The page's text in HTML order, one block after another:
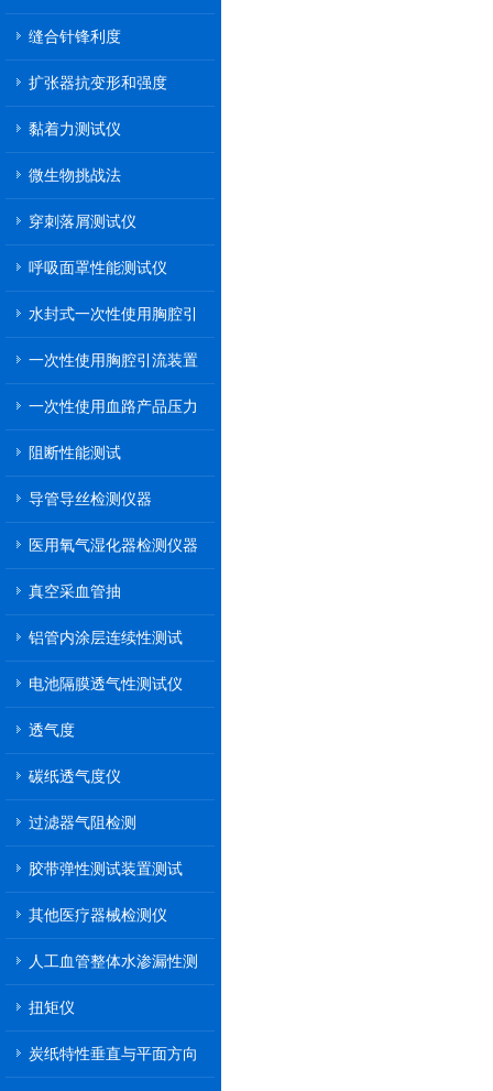
缝合针锋利度
扩张器抗变形和强度
黏着力测试仪
微生物挑战法
穿刺落屑测试仪
呼吸面罩性能测试仪
水封式一次性使用胸腔引
一次性使用胸腔引流装置
一次性使用血路产品压力
阻断性能测试
导管导丝检测仪器
医用氧气湿化器检测仪器
真空采血管抽
铝管内涂层连续性测试
电池隔膜透气性测试仪
透气度
碳纸透气度仪
过滤器气阻检测
胶带弹性测试装置测试
其他医疗器械检测仪
人工血管整体水渗漏性测
扭矩仪
炭纸特性垂直与平面方向